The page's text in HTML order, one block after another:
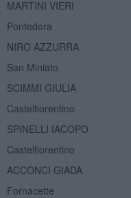
MARTINI VIERI
Pontedera
NIRO AZZURRA
San Miniato
SCIMMI GIULIA
Castelfiorentino
SPINELLI IACOPO
Castelfiorentino
ACCONCI GIADA
Fornacette